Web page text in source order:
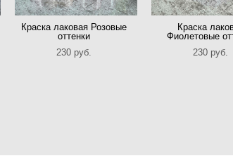
Краска лаковая Розовые
оттенки
230 pуб.
Краска
Фиолетовые
230 pуб.